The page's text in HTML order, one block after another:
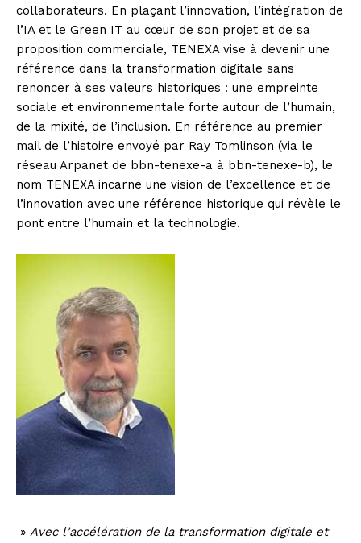
collaborateurs. En plaçant l’innovation, l’intégration de
l’IA et le Green IT au cœur de son projet et de sa
proposition commerciale, TENEXA vise à devenir une
référence dans la transformation digitale sans
renoncer à ses valeurs historiques : une empreinte
sociale et environnementale forte autour de l’humain,
de la mixité, de l’inclusion. En référence au premier
mail de l’histoire envoyé par Ray Tomlinson (via le
réseau Arpanet de bbn-tenexe-a à bbn-tenexe-b), le
nom TENEXA incarne une vision de l’excellence et de
l’innovation avec une référence historique qui révèle le
pont entre l’humain et la technologie.
» Avec l’accélération de la transformation digitale et